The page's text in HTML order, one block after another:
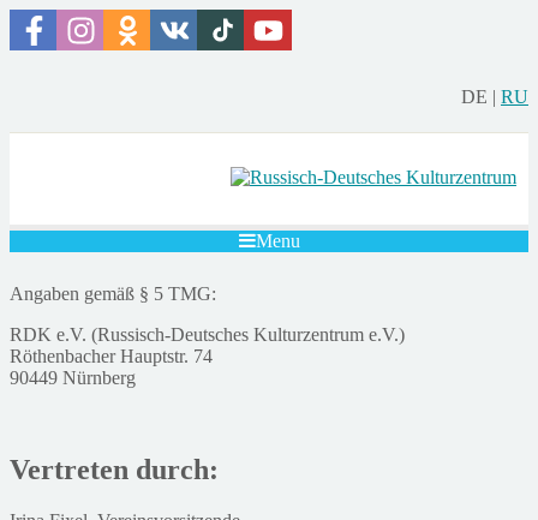
DE | RU
Menu
Angaben gemäß § 5 TMG:
RDK e.V. (Russisch-Deutsches Kulturzentrum e.V.)
Röthenbacher Hauptstr. 74
90449 Nürnberg
Vertreten durch: